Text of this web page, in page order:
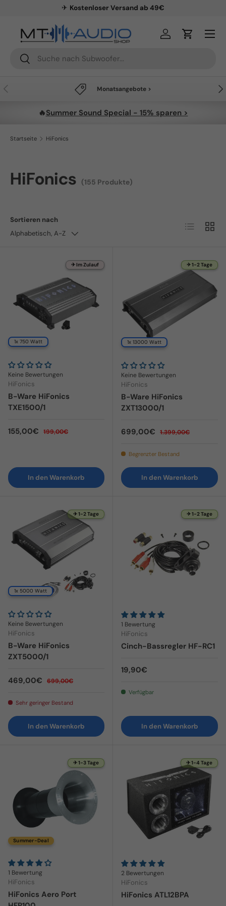
✈ Kostenloser Versand ab 49€
Suchen
Suchen
Einloggen
Menü
Vorherige Monatsangebote >
🔥Summer Sound Special - 15% sparen >
Startseite HiFonics
HiFonics (155 Produkte)
Sortieren nach
Alphabetisch, A-Z
Produktliste
✈ Im Zulauf
1x 750 Watt
Keine Bewertungen
HiFonics
B-Ware HiFonics
TXE1500/1
Verkaufspreis
155,00€ Normaler Preis
199,00€
In den Warenkorb
✈ 1-2 Tage
1x 13000 Watt
Keine Bewertungen
HiFonics
B-Ware HiFonics
ZXT13000/1
Verkaufspreis
699,00€ Normaler Preis
1.399,00€
Begrenzter Bestand
In den Warenkorb
✈ 1-2 Tage
1x 5000 Watt
Keine Bewertungen
HiFonics
B-Ware HiFonics
ZXT5000/1
Verkaufspreis
469,00€ Normaler Preis
699,00€
Sehr geringer Bestand
In den Warenkorb
✈ 1-2 Tage
1 Bewertung
HiFonics
Cinch-Bassregler HF-RC1
Normaler Preis
19,90€
Verfügbar
In den Warenkorb
✈ 1-3 Tage
Summer-Deal
1 Bewertung
HiFonics
HiFonics Aero Port
✈ 1-4 Tage
2 Bewertungen
HiFonics
HiFonics ATL12BPA